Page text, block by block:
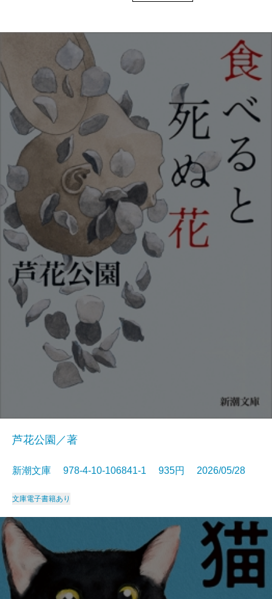
芦花公園／著
新潮文庫 978-4-10-106841-1 935円 2026/05/28
文庫電子書籍あり